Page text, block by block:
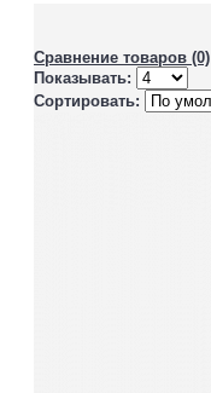
Сравнение товаров (0)
Показывать:
Сортировать: